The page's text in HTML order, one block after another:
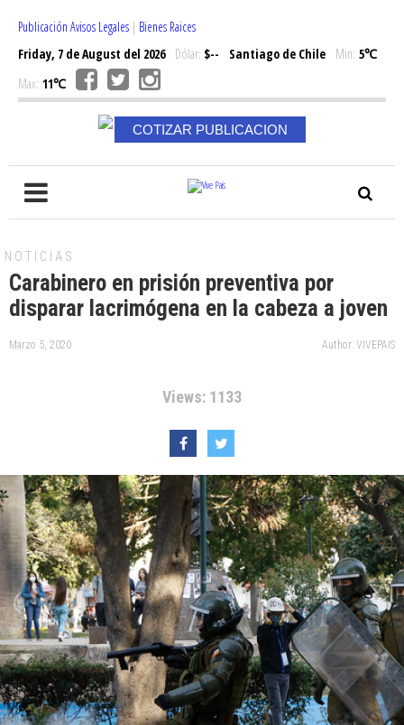
Publicación Avisos Legales | Bienes Raices
Friday, 7 de August del 2026Dólar: $-- Santiago de Chile Min: 5℃
Max: 11℃
COTIZAR PUBLICACION
NOTICIAS
Carabinero en prisión preventiva por
disparar lacrimógena en la cabeza a joven
Marzo 5, 2020 Author: VIVEPAIS
Views: 1133